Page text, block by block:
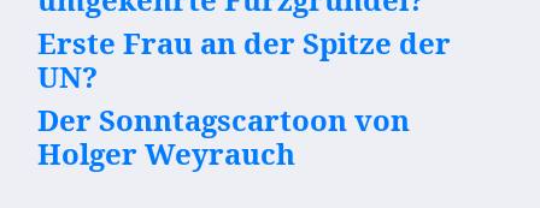
Erste Frau an der Spitze der
UN?
Der Sonntagscartoon von
Holger Weyrauch